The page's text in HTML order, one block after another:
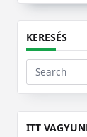
KERESÉS
Search
for:
ITT